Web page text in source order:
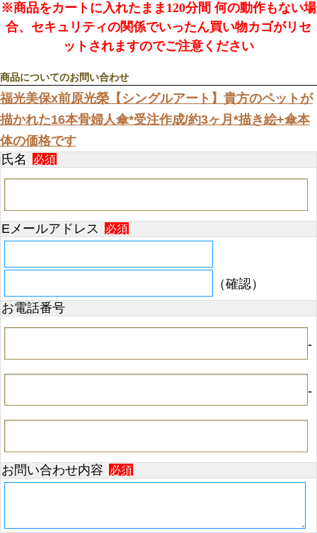
※商品をカートに入れたまま120分間 何の動作もない場
合、セキュリティの関係でいったん買い物カゴがリセ
ットされますのでご注意ください
商品についてのお問い合わせ
福光美保x前原光榮【シングルアート】貴方のペットが
描かれた16本骨婦人傘*受注作成/約3ヶ月*描き絵+傘本
体の価格です
氏名
必須
Eメールアドレス 必須
（確認）
お電話番号
-
-
お問い合わせ内容 必須